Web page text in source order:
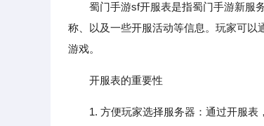
蜀门手游sf开服表是指蜀门手游新服
称、以及一些开服活动等信息。玩家可
游戏。
开服表的重要性
1. 方便玩家选择服务器：通过开服